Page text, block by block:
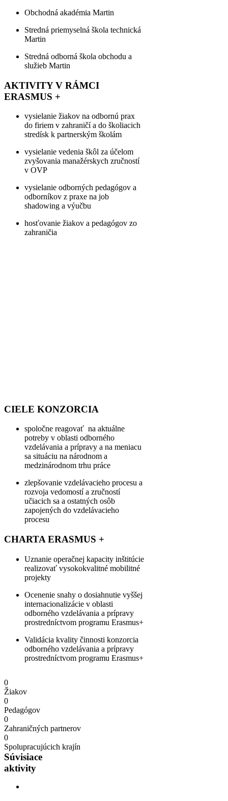
Obchodná akadémia Martin
Stredná priemyselná škola technická
Martin
Stredná odborná škola obchodu a
služieb Martin
AKTIVITY V RÁMCI
ERASMUS +
vysielanie žiakov na odbornú prax
do firiem v zahraničí a do školiacich
stredísk k partnerským školám
vysielanie vedenia škôl za účelom
zvyšovania manažérskych zručností
v OVP
vysielanie odborných pedagógov a
odborníkov z praxe na job
shadowing a výučbu
hosťovanie žiakov a pedagógov zo
zahraničia
CIELE KONZORCIA
spoločne reagovať na aktuálne
potreby v oblasti odborného
vzdelávania a prípravy a na meniacu
sa situáciu na národnom a
medzinárodnom trhu práce
zlepšovanie vzdelávacieho procesu a
rozvoja vedomostí a zručností
učiacich sa a ostatných osôb
zapojených do vzdelávacieho
procesu
CHARTA ERASMUS +
Uznanie operačnej kapacity inštitúcie
realizovať vysokokvalitné mobilitné
projekty
Ocenenie snahy o dosiahnutie vyššej
internacionalizácie v oblasti
odborného vzdelávania a prípravy
prostredníctvom programu Erasmus+
Validácia kvality činnosti konzorcia
odborného vzdelávania a prípravy
prostredníctvom programu Erasmus+
0
Žiakov
0
Pedagógov
0
Zahraničných partnerov
0
Spolupracujúcich krajín
Súvisiace
aktivity